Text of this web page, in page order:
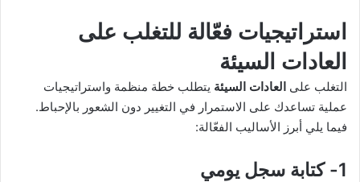
استراتيجيات فعّالة للتغلب على
العادات السيئة
التغلب على العادات السيئة يتطلب خطة منظمة واستراتيجيات
عملية تساعدك على الاستمرار في التغيير دون الشعور بالإحباط.
فيما يلي أبرز الأساليب الفعّالة:
1- كتابة سجل يومي